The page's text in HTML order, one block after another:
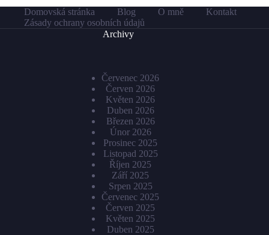
Domovská stránka Blog O mně
Kontakt
Zásady ochrany osobních údajů
Archivy
Červenec 2026
Červen 2026
Květen 2026
Duben 2026
Březen 2026
Únor 2026
Prosinec 2025
Listopad 2025
Říjen 2025
Září 2025
Srpen 2025
Červenec 2025
Červen 2025
Květen 2025
Duben 2025